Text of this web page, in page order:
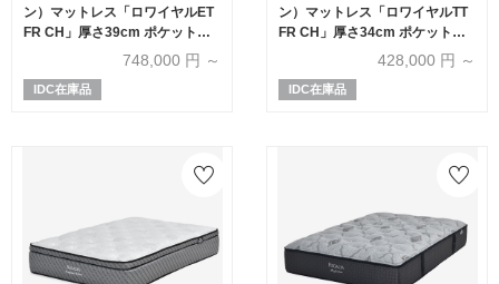
ン）マットレス「ロワイヤルET
FR CH」厚さ39cm ポケットコ
748,000 円 ～
IDC在庫品
ン）マットレス「ロワイヤルTT
FR CH」厚さ34cm ポケットコ
428,000 円 ～
IDC在庫品